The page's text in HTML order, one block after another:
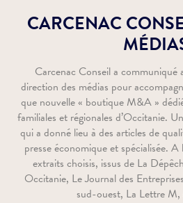
CARCENAC
Carcenac Conseil a
direction des médias pour
que nouvelle « boutique M&A »
familiales et régionales d’Occitanie.
qui a donné lieu à des articles de
presse économique et spécialisée.
extraits choisis, issus de La
Occitanie, Le Journal des
sud-ouest, La Lettre